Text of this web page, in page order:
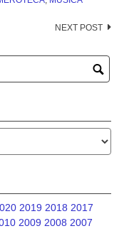
NEXT POST
2019 2018 2017
2009 2008 2007